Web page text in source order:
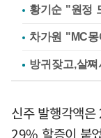
황기순 "원정
신주 발행각액
29% 할증이 붙